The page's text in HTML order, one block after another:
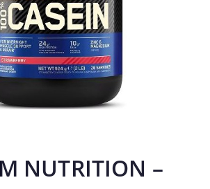
NUTRITION –